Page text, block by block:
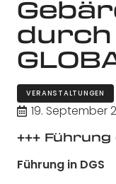
durch
VERANSTALTUNGEN
19. September
+++ Führung
Führung in DGS